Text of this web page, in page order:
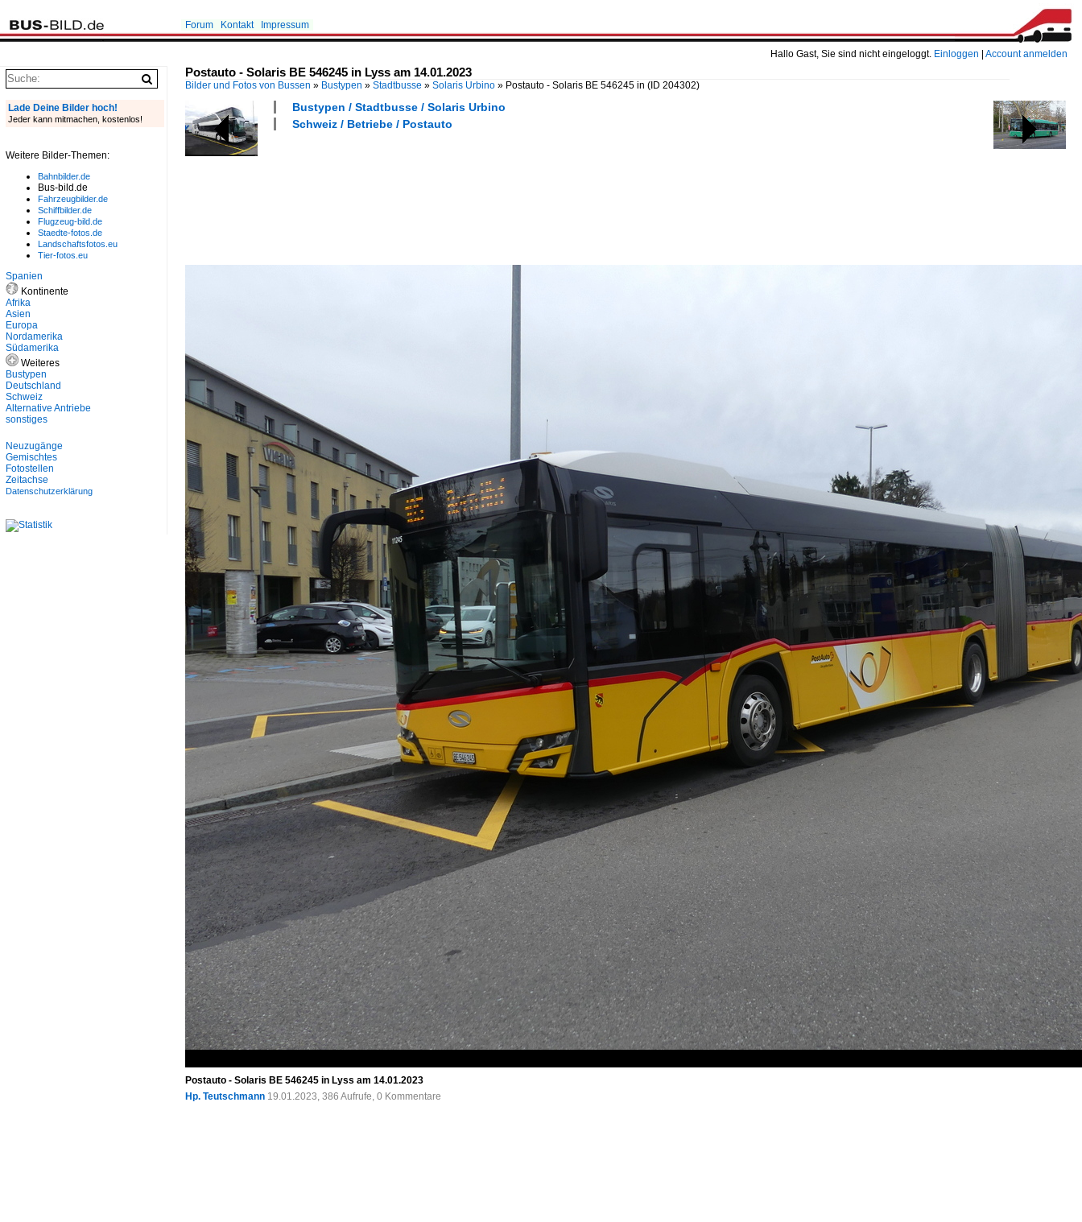
Hallo Gast, Sie sind nicht eingeloggt. Einloggen Account anmelden
Forum Kontakt Impressum
Postauto - Solaris BE 546245 in Lyss am 14.01.2023
Bilder und Fotos von Bussen » Bustypen » Stadtbusse » Solaris Urbino » Postauto - Solaris BE 546245 in (ID 204302)
Bustypen / Stadtbusse / Solaris Urbino
Schweiz / Betriebe / Postauto
Postauto - Solaris BE 546245 in Lyss am 14.01.2023
Hp. Teutschmann 19.01.2023, 386 Aufrufe, 0 Kommentare
Lade Deine Bilder hoch!
Jeder kann mitmachen, kostenlos!
Weitere Bilder-Themen:
Bahnbilder.de
Bus-bild.de
Fahrzeugbilder.de
Schiffbilder.de
Flugzeug-bild.de
Staedte-fotos.de
Landschaftsfotos.eu
Tier-fotos.eu
Spanien
Kontinente
Afrika
Asien
Europa
Nordamerika
Südamerika
Weiteres
Bustypen
Deutschland
Schweiz
Alternative Antriebe
sonstiges
Neuzugänge
Gemischtes
Fotostellen
Zeitachse
Datenschutzerklärung